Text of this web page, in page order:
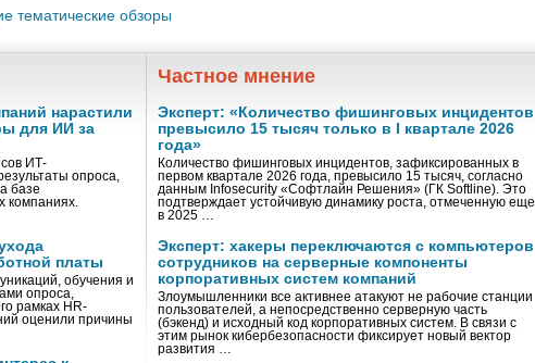
тематические обзоры
нарастили
для ИИ за
ИТ-
опроса,
базе
компаниях.
платы
обучения и
опроса,
рамках HR-
оценили причины
Частное мнение
Эксперт: «Количество фишинговых инцидентов
превысило 15 тысяч только в I квартале 2026
года»
Количество фишинговых инцидентов, зафиксированных в
первом квартале 2026 года, превысило 15 тысяч, согласно
данным Infosecurity «Софтлайн Решения» (ГК Softline). Это
подтверждает устойчивую динамику роста, отмеченную еще
в 2025 …
Эксперт: хакеры переключаются с компьютеров
сотрудников на серверные компоненты
корпоративных систем компаний
Злоумышленники все активнее атакуют не рабочие станции
пользователей, а непосредственно серверную часть
(бэкенд) и исходный код корпоративных систем. В связи с
этим рынок кибербезопасности фиксирует новый вектор
развития …